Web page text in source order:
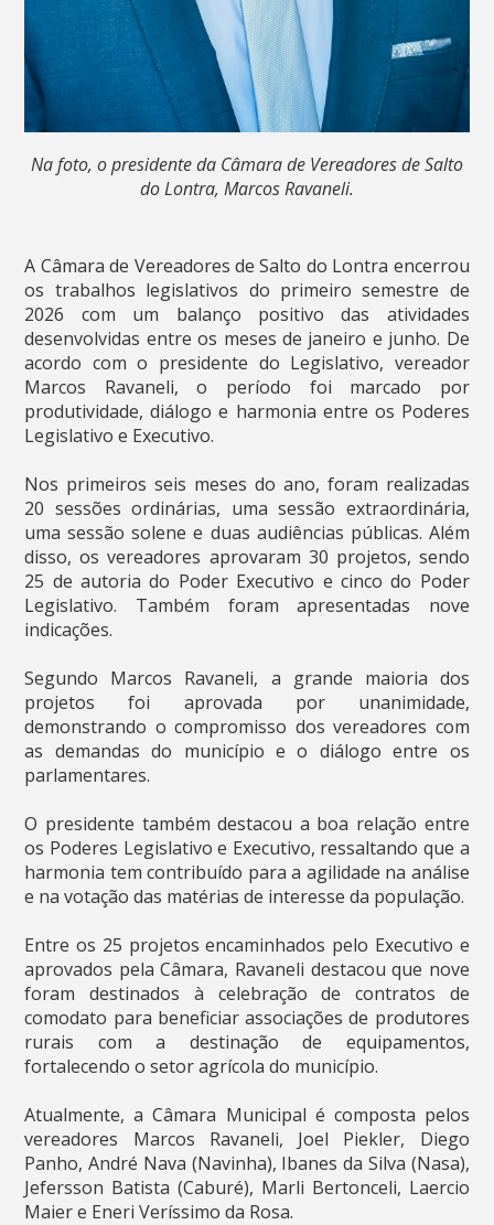
Na foto, o presidente da Câmara de Vereadores de Salto
do Lontra, Marcos Ravaneli.
A Câmara de Vereadores de Salto do Lontra encerrou
os trabalhos legislativos do primeiro semestre de
2026 com um balanço positivo das atividades
desenvolvidas entre os meses de janeiro e junho. De
acordo com o presidente do Legislativo, vereador
Marcos Ravaneli, o período foi marcado por
produtividade, diálogo e harmonia entre os Poderes
Legislativo e Executivo.
Nos primeiros seis meses do ano, foram realizadas
20 sessões ordinárias, uma sessão extraordinária,
uma sessão solene e duas audiências públicas. Além
disso, os vereadores aprovaram 30 projetos, sendo
25 de autoria do Poder Executivo e cinco do Poder
Legislativo. Também foram apresentadas nove
indicações.
Segundo Marcos Ravaneli, a grande maioria dos
projetos foi aprovada por unanimidade,
demonstrando o compromisso dos vereadores com
as demandas do município e o diálogo entre os
parlamentares.
O presidente também destacou a boa relação entre
os Poderes Legislativo e Executivo, ressaltando que a
harmonia tem contribuído para a agilidade na análise
e na votação das matérias de interesse da população.
Entre os 25 projetos encaminhados pelo Executivo e
aprovados pela Câmara, Ravaneli destacou que nove
foram destinados à celebração de contratos de
comodato para beneficiar associações de produtores
rurais com a destinação de equipamentos,
fortalecendo o setor agrícola do município.
Atualmente, a Câmara Municipal é composta pelos
vereadores Marcos Ravaneli, Joel Piekler, Diego
Panho, André Nava (Navinha), Ibanes da Silva (Nasa),
Jefersson Batista (Caburé), Marli Bertonceli, Laercio
Maier e Eneri Veríssimo da Rosa.